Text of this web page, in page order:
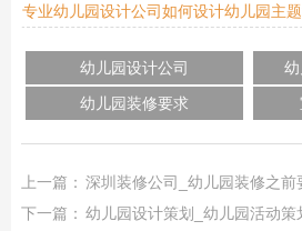
专业幼儿园设计公司如何设计幼儿园主
幼儿园设计公司
幼儿园装修要求
上一篇： 深圳装修公司_幼儿园装修之前
下一篇： 幼儿园设计策划_幼儿园活动策